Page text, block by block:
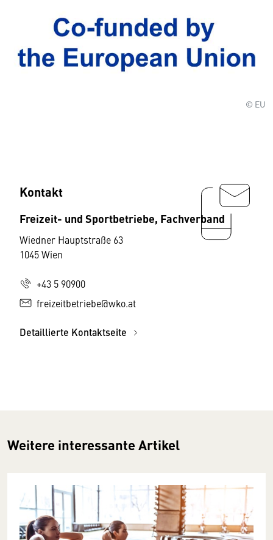
© EU
Kontakt
Freizeit- und Sportbetriebe, Fachverband
Wiedner Hauptstraße 63
1045 Wien
+43 5 90900
freizeitbetriebe@wko.at
Detaillierte Kontaktseite
Weitere interessante Artikel